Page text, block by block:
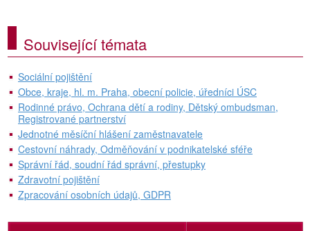
Související témata
Sociální pojištění
Obce, kraje, hl. m. Praha, obecní policie, úředníci ÚSC
Rodinné právo, Ochrana dětí a rodiny, Dětský ombudsman,
Registrované partnerství
Jednotné měsíční hlášení zaměstnavatele
Cestovní náhrady, Odměňování v podnikatelské sféře
Správní řád, soudní řád správní, přestupky
Zdravotní pojištění
Zpracování osobních údajů, GDPR